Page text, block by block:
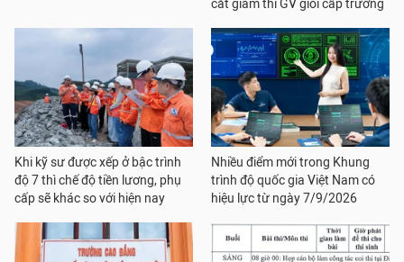
cắt giảm thi GV giỏi cấp trường
Khi kỹ sư được xếp ở bậc trình
độ 7 thì chế độ tiền lương, phụ
cấp sẽ khác so với hiện nay
Nhiều điểm mới trong Khung
trình độ quốc gia Việt Nam có
hiệu lực từ ngày 7/9/2026